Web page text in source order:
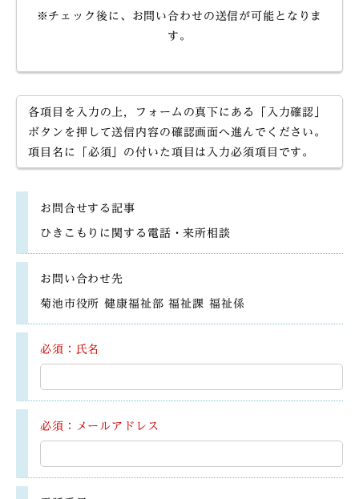
※チェック後に、お問い合わせの送信が可能となりま
す。
各項目を入力の上，フォームの真下にある「入力確認」
ボタンを押して送信内容の確認画面へ進んでください。
項目名に「必須」の付いた項目は入力必須項目です。
お問合せする記事
ひきこもりに関する電話・来所相談
お問い合わせ先
菊池市役所 健康福祉部 福祉課 福祉係
必須：氏名
必須：メールアドレス